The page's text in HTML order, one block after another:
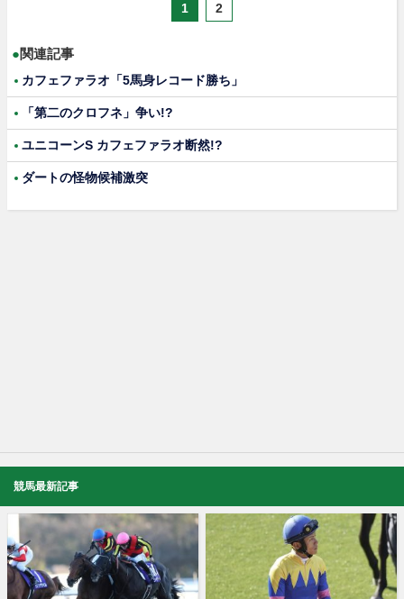
1 2
●関連記事
カフェファラオ「5馬身レコード勝ち」
「第二のクロフネ」争い!?
ユニコーンS カフェファラオ断然!?
ダートの怪物候補激突
競馬最新記事